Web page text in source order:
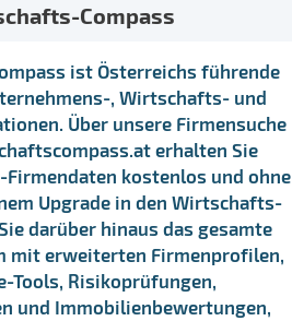
Compass
ist Österreichs führende
, Wirtschafts- und
Über unsere Firmensuche
erhalten Sie
kostenlos und ohne
Upgrade in den Wirtschafts-
darüber hinaus das gesamte
mit erweiterten Firmenprofilen,
Tools, Risikoprüfungen,
und Immobilienbewertungen,